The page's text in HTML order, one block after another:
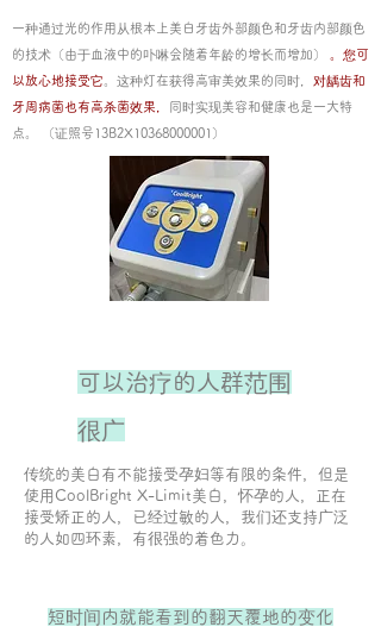
一种通过光的作用从根本上美白牙齿外部颜色和牙齿内部颜色
的技术（由于血液中的卟啉会随着年龄的增长而增加）
。您可
以放心地接受它 。这种灯在获得高审美效果的同时， 对龋齿和
牙周病菌也有高杀菌效果， 同时实现美容和健康也是一大特
点。 （证照号13B2X10368000001）
可以治疗的人群范围
很广
传统的美白有不能接受孕妇等有限的条件，但是
使用CoolBright X-Limit美白，怀孕的人，正在
接受矫正的人，已经过敏的人，我们还支持广泛
的人如四环素，有很强的着色力。
​短时间内就能看到的翻天覆地的变化